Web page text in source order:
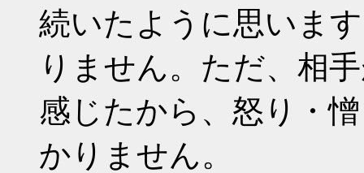
続いたように思いま
りません。ただ、相
感じたから、怒り・
かりません。